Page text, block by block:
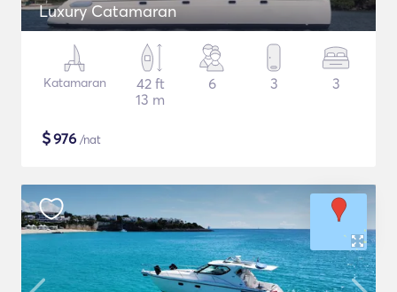
Luxury Catamaran
Katamaran
42 ft
13 m
6 3 3
$976 /nat